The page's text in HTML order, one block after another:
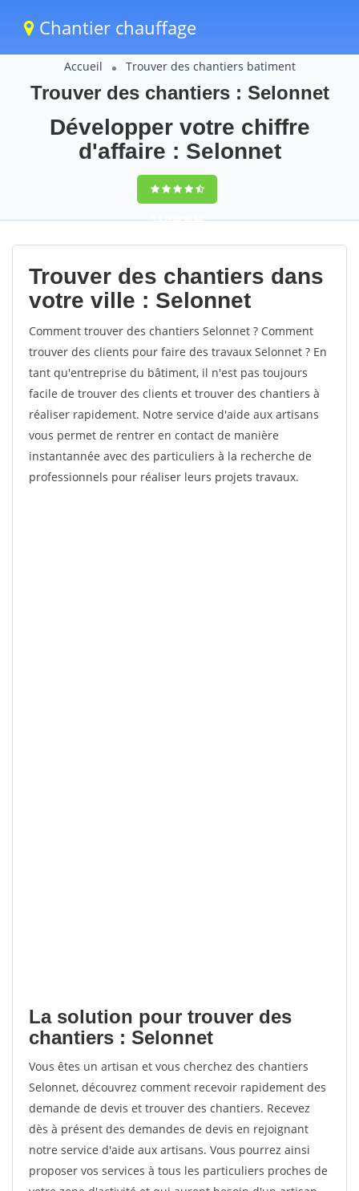
Chantier chauffage
Accueil Trouver des chantiers batiment
Trouver des chantiers : Selonnet
Développer votre chiffre
d'affaire : Selonnet
9,5(100%)60
votes
Trouver des chantiers dans
votre ville : Selonnet
Comment trouver des chantiers Selonnet ? Comment
trouver des clients pour faire des travaux Selonnet ? En
tant qu'entreprise du bâtiment, il n'est pas toujours
facile de trouver des clients et trouver des chantiers à
réaliser rapidement. Notre service d'aide aux artisans
vous permet de rentrer en contact de manière
instantannée avec des particuliers à la recherche de
professionnels pour réaliser leurs projets travaux.
La solution pour trouver des
chantiers : Selonnet
Vous êtes un artisan et vous cherchez des chantiers
Selonnet, découvrez comment recevoir rapidement des
demande de devis et trouver des chantiers. Recevez
dès à présent des demandes de devis en rejoignant
notre service d'aide aux artisans. Vous pourrez ainsi
proposer vos services à tous les particuliers proches de